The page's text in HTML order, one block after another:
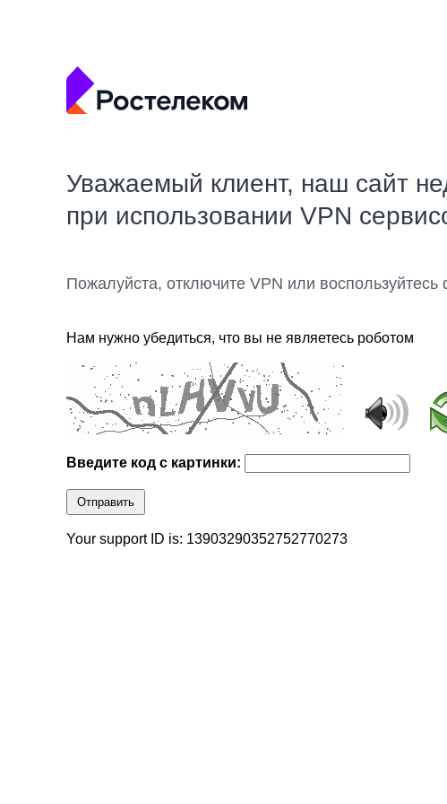
Уважаемый клиент, наш сайт
при использовании VPN
Пожалуйста, отключите VPN или
Нам нужно убедиться, что вы не являетесь роботом
Введите код с картинки:
Отправить
Your support ID is: 13903290352752770273